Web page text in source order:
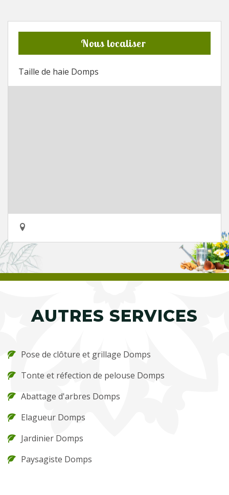
Nous localiser
Taille de haie Domps
AUTRES SERVICES
Pose de clôture et grillage Domps
Tonte et réfection de pelouse Domps
Abattage d'arbres Domps
Elagueur Domps
Jardinier Domps
Paysagiste Domps